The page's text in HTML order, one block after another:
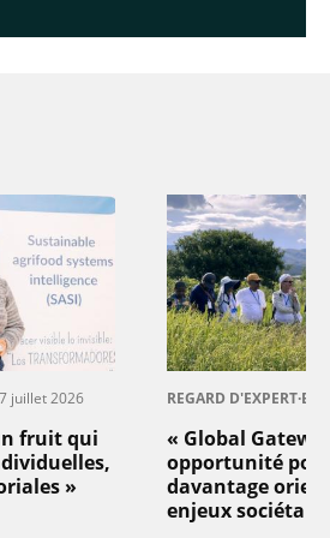
juillet 2026
fruit qui
»
REGARD D'EXPERT·E
« Global
opportunité
davantage
enjeux